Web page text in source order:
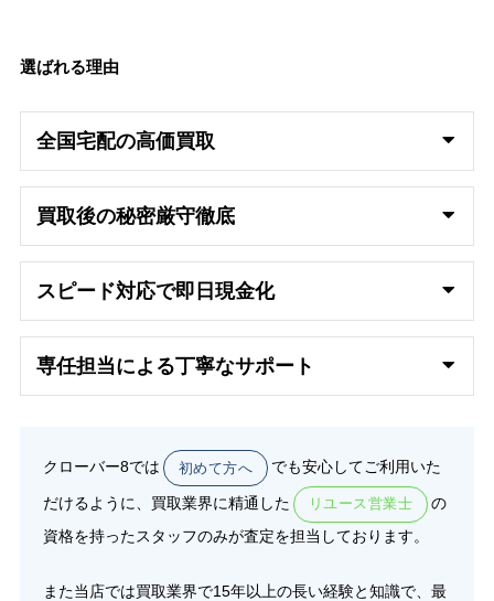
選ばれる理由
全国宅配の高価買取
買取後の秘密厳守徹底
スピード対応で即日 現金化
専任担当による丁寧なサポート
クローバー8では 初めて方へ でも安心してご利用いた
だけるように、買取業界に精通した リユース営業士
の
資格を持ったスタッフのみが査定を担当しております。
また当店では買取業界で15年以上の長い経験と知識で、最